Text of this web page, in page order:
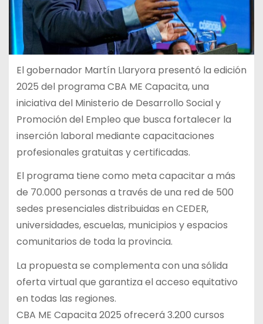
El gobernador Martín Llaryora presentó la edición
2025 del programa CBA ME Capacita, una
iniciativa del Ministerio de Desarrollo Social y
Promoción del Empleo que busca fortalecer la
inserción laboral mediante capacitaciones
profesionales gratuitas y certificadas.
El programa tiene como meta capacitar a más
de 70.000 personas a través de una red de 500
sedes presenciales distribuidas en CEDER,
universidades, escuelas, municipios y espacios
comunitarios de toda la provincia.
La propuesta se complementa con una sólida
oferta virtual que garantiza el acceso equitativo
en todas las regiones.
CBA ME Capacita 2025 ofrecerá 3.200 cursos